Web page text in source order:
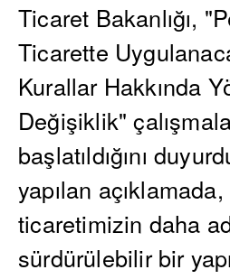
Ticaret Bakanlığı,
Ticarette
Kurallar Hakkında
Değişiklik"
başlatıldığını
yapılan
ticaretimizin daha
sürdürülebilir bir